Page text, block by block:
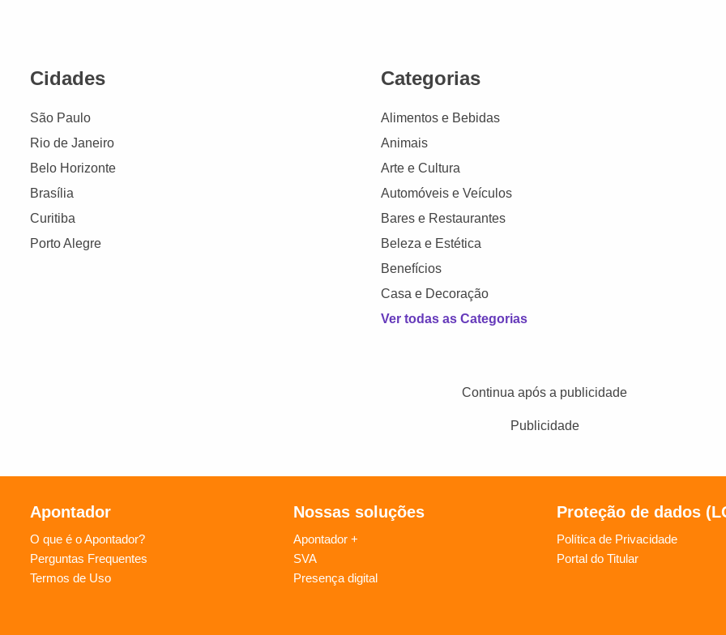
Cidades
São Paulo
Rio de Janeiro
Belo Horizonte
Brasília
Curitiba
Porto Alegre
Categorias
Alimentos e Bebidas
Animais
Arte e Cultura
Automóveis e Veículos
Bares e Restaurantes
Beleza e Estética
Benefícios
Casa e Decoração
Ver todas as Categorias
Continua após a publicidade
Publicidade
Apontador
O que é o Apontador?
Perguntas Frequentes
Termos de Uso
Nossas soluções
Apontador +
SVA
Presença digital
Proteção de dados
Política de Privacidade
Portal do Titular